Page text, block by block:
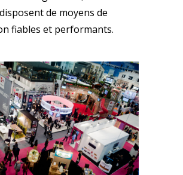
de moyens de
fiables et performants.